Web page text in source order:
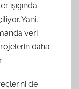
ışığında
Yani,
veri
daha
de